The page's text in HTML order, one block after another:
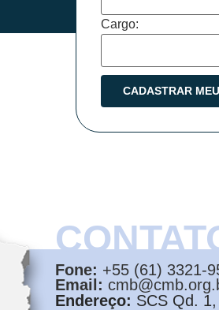
Cargo:
Fone: +55 (61) 3321-
Email:
Endereço: SCS Qd.